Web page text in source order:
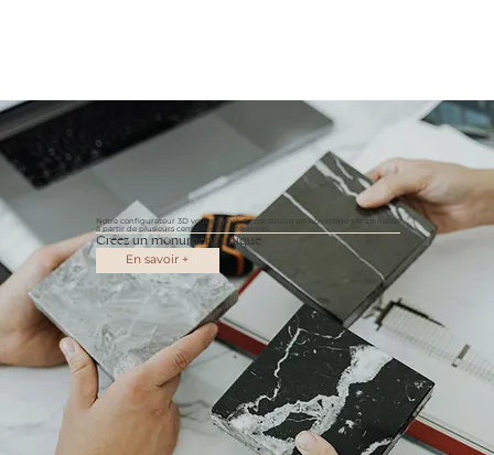
Notre configurateur 3D vous permet de construire un hommage personnalisé
à partir de plusieurs centaines de références.
Créez un monument unique
En savoir +